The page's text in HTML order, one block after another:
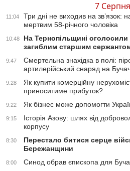
7 Серпня
11:04
Три дні не виходив на зв’язок:
мертвим 58-річного чоловіка
10:48
На Тернопільщині
загиблим старшим
9:47
Смертельна знахідка в полі:
артилерійський снаряд на
9:28
Як купити комерційну
приноситиме прибуток?
9:22 Як бізнес може допомогти
9:15
Історія Азову: шлях від
корпусу
8:30
Перестало битися серце
Бережанщини
8:00 Синод обрав єпископа для